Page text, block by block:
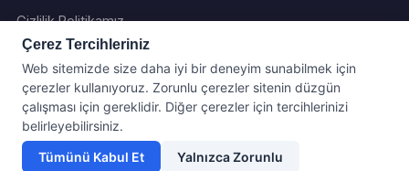
Gizlilik Politikamız
Yazılım ve Tasarım : Webboll. Tum haklari saklidir.
Çerez Tercihleriniz
Web sitemizde size daha iyi bir deneyim sunabilmek için
çerezler kullanıyoruz. Zorunlu çerezler sitenin düzgün
çalışması için gereklidir. Diğer çerezler için tercihlerinizi
belirleyebilirsiniz.
Tümünü Kabul Et
Yalnızca Zorunlu